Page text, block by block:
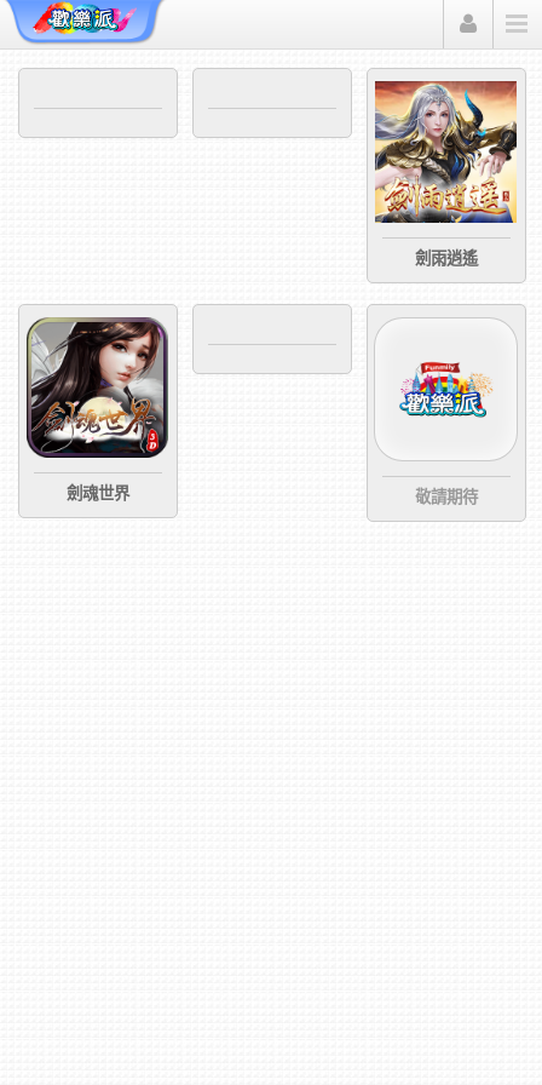
劍雨逍遙
劍魂世界 敬請期待